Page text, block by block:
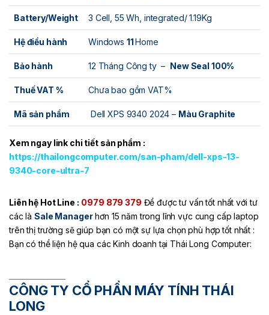
Battery/Weight 3 Cell, 55 Wh, integrated/ 1.19Kg
Hệ điều hành Windows 11Home
Bảo hành 12 Tháng Công ty – New Seal 100%
Thuế VAT % Chưa bao gồm VAT%
Mã sản phẩm Dell XPS 9340 2024 – Màu Graphite
Xem ngay link chi tiết sản phẩm :
https://thailongcomputer.com/san-pham/dell-xps-13-
9340-core-ultra-7
Liên hệ Hot Line : 0979 879 379 Để được tư vấn tốt nhất với tư
các là Sale Manager hơn 15 năm trong lĩnh vực cung cấp laptop
trên thị trường sẽ giúp bạn có một sự lựa chọn phù hợp tốt nhất :
Bạn có thể liện hệ qua các Kinh doanh tại Thái Long Computer:
CÔNG TY CỔ PHẦN MÁY TÍNH THÁI
LONG